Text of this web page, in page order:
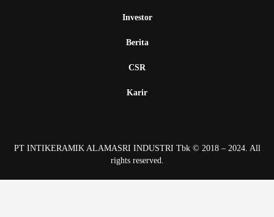
Investor
Berita
CSR
Karir
PT INTIKERAMIK ALAMASRI INDUSTRI Tbk © 2018 – 2024. All
rights reserved.